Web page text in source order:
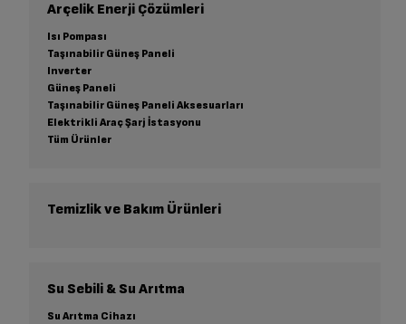
Arçelik Enerji Çözümleri
Isı Pompası
Taşınabilir Güneş Paneli
Inverter
Güneş Paneli
Taşınabilir Güneş Paneli Aksesuarları
Elektrikli Araç Şarj İstasyonu
Tüm Ürünler
Temizlik ve Bakım Ürünleri
Su Sebili & Su Arıtma
Su Arıtma Cihazı